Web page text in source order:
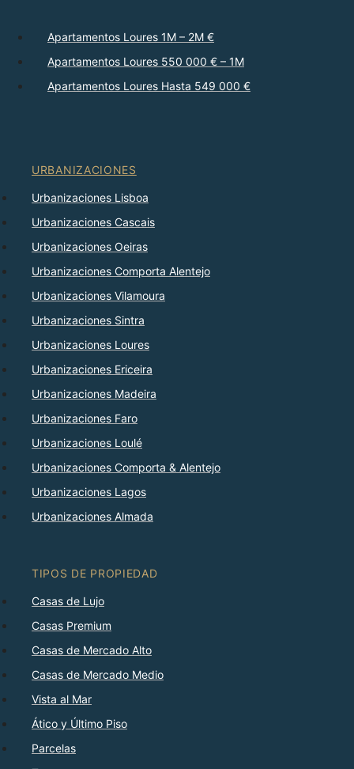
Apartamentos Loures 1M – 2M €
Apartamentos Loures 550 000 € – 1M
Apartamentos Loures Hasta 549 000 €
URBANIZACIONES
Urbanizaciones Lisboa
Urbanizaciones Cascais
Urbanizaciones Oeiras
Urbanizaciones Comporta Alentejo
Urbanizaciones Vilamoura
Urbanizaciones Sintra
Urbanizaciones Loures
Urbanizaciones Ericeira
Urbanizaciones Madeira
Urbanizaciones Faro
Urbanizaciones Loulé
Urbanizaciones Comporta & Alentejo
Urbanizaciones Lagos
Urbanizaciones Almada
TIPOS DE PROPIEDAD
Casas de Lujo
Casas Premium
Casas de Mercado Alto
Casas de Mercado Medio
Vista al Mar
Ático y Último Piso
Parcelas